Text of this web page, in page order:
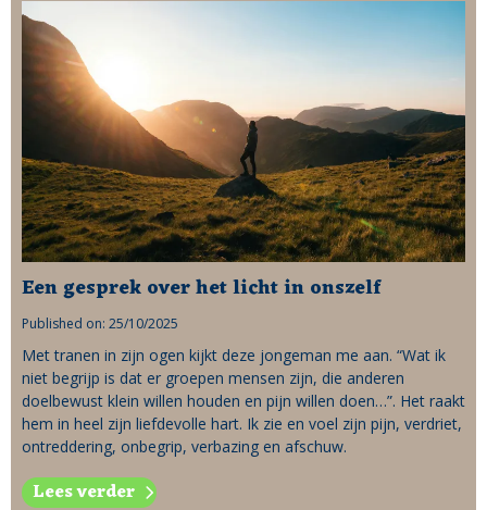
Een gesprek over het licht in onszelf
Published on: 25/10/2025
Met tranen in zijn ogen kijkt deze jongeman me aan. “Wat ik
niet begrijp is dat er groepen mensen zijn, die anderen
doelbewust klein willen houden en pijn willen doen…”. Het raakt
hem in heel zijn liefdevolle hart. Ik zie en voel zijn pijn, verdriet,
ontreddering, onbegrip, verbazing en afschuw.
Lees verder